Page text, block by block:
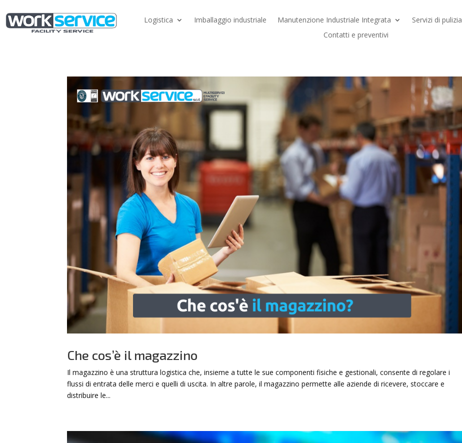
Logistica Imballaggio industriale Manutenzione Industriale Integrata Servizi di pulizia
Contatti e preventivi
Che cos’è il magazzino
Il magazzino è una struttura logistica che, insieme a tutte le sue componenti fisiche e gestionali, consente di regolare i
flussi di entrata delle merci e quelli di uscita. In altre parole, il magazzino permette alle aziende di ricevere, stoccare e
distribuire le...